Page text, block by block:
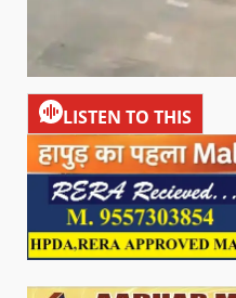
LISTEN TO THIS